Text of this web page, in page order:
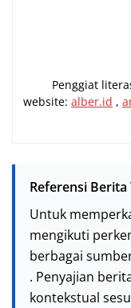
Penggiat
website: alber.id ,
Referensi Berita
Untuk
mengikuti
berbagai
. Penyajian
kontekstual